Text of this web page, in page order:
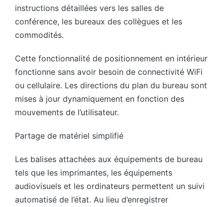
instructions détaillées vers les salles de
conférence, les bureaux des collègues et les
commodités.
Cette fonctionnalité de positionnement en intérieur
fonctionne sans avoir besoin de connectivité WiFi
ou cellulaire. Les directions du plan du bureau sont
mises à jour dynamiquement en fonction des
mouvements de l’utilisateur.
Partage de matériel simplifié
Les balises attachées aux équipements de bureau
tels que les imprimantes, les équipements
audiovisuels et les ordinateurs permettent un suivi
automatisé de l’état. Au lieu d’enregistrer